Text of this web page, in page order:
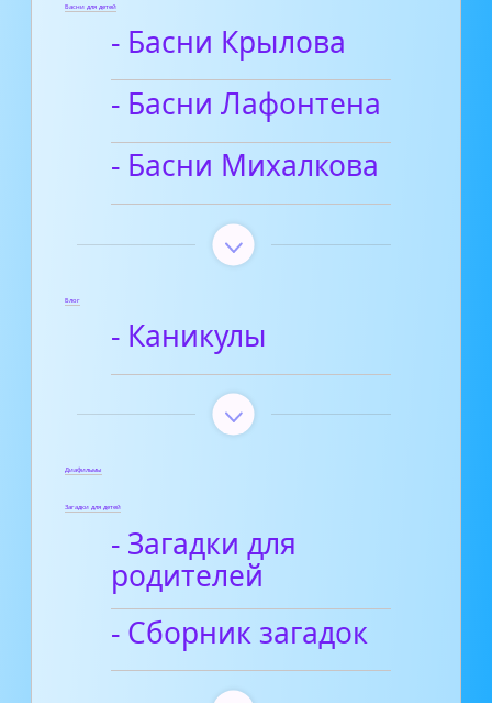
Басни для детей
- Басни Крылова
- Басни Лафонтена
- Басни Михалкова
Блог
- Каникулы
Диафильмы
Загадки для детей
- Загадки для
родителей
- Сборник загадок